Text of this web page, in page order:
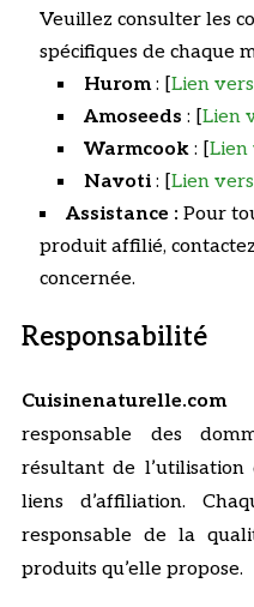
Veuillez consulter les
spécifiques de chaque
Hurom: [Lien
Amoseeds : [Lien
Warmcook: [Lien
Navoti: [Lien
Assistance : Pour
produit affilié,
concernée.
Responsabilité
Cuisinenaturelle.com
responsable des
résultant de
liens d’affiliation.
responsable de la
produits qu’elle propose.